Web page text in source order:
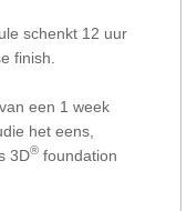
schenkt 12 uur
finish.
een 1 week
het eens,
3D® foundation